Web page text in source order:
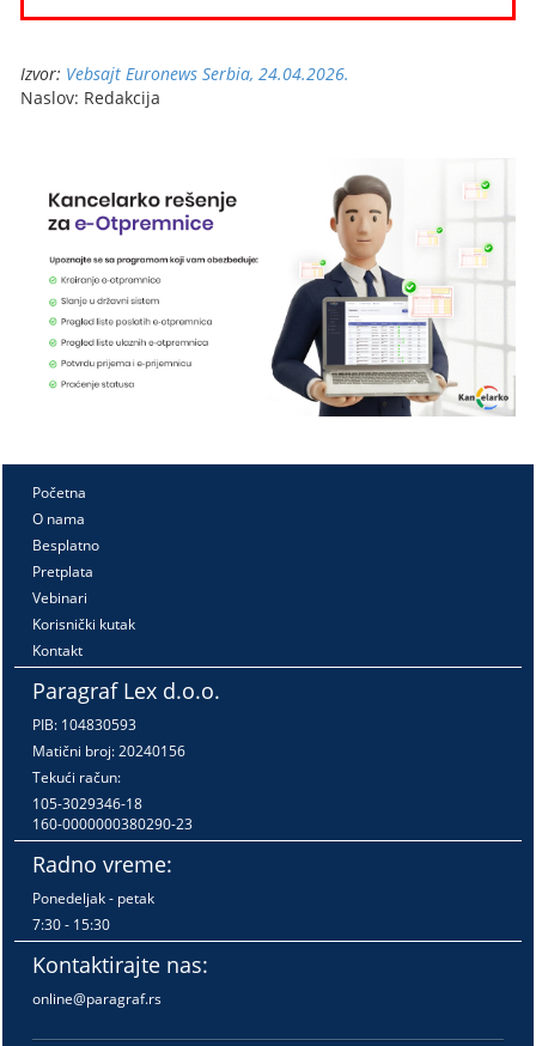
Izvor: Vebsajt Euronews Serbia, 24.04.2026.
Naslov: Redakcija
Početna
O nama
Besplatno
Pretplata
Vebinari
Korisnički kutak
Kontakt
Paragraf Lex d.o.o.
PIB: 104830593
Matični broj: 20240156
Tekući račun:
105-3029346-18
160-0000000380290-23
Radno vreme:
Ponedeljak - petak
7:30 - 15:30
Kontaktirajte nas:
online@paragraf.rs